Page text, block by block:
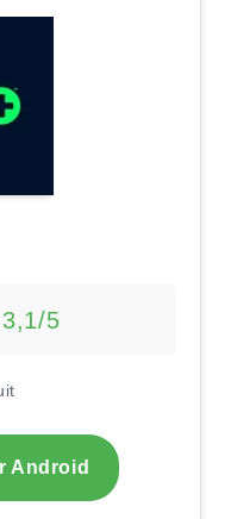
3,1/5
Android